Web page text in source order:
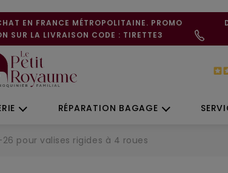
EN FRANCE MÉTROPOLITAINE. PROMO
SUR LA LIVRAISON CODE : TIRETTE3
RÉPARATION BAGAGE
pour valises rigides à 4 roues